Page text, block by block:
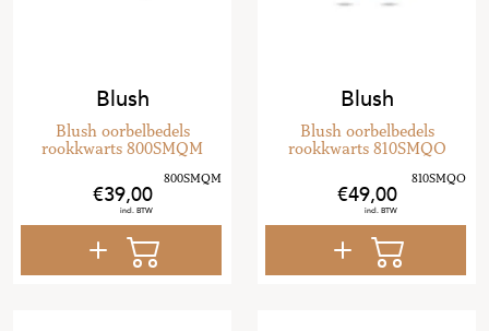
Blush
Blush oorbelbedels
rookkwarts 800SMQM
39,00
Blush
Blush oorbelbedels
rookkwarts 810SMQO
49,00